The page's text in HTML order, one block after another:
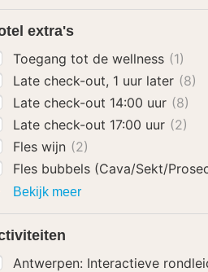
extra's
Toegang tot de wellness (1)
Late check-out, 1 uur later (8)
Late check-out 14:00 uur (8)
Late check-out 17:00 uur (2)
Fles wijn (2)
Fles bubbels (Cava/Sekt/
Bekijk meerHotel
Antwerpen: Interactieve